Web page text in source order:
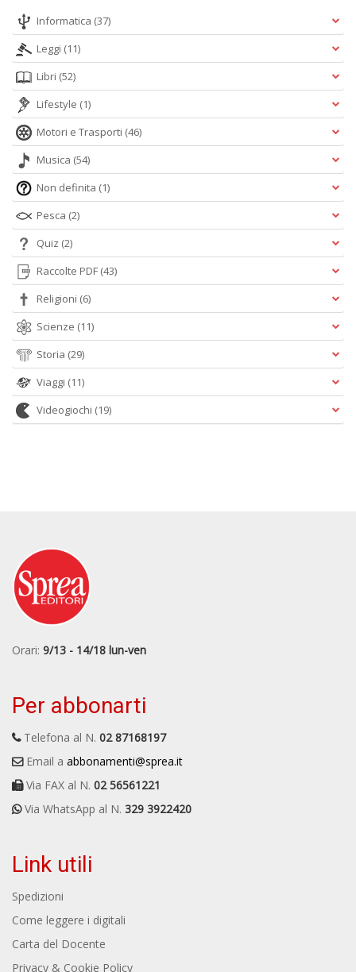
Informatica (37)
Leggi (11)
Libri (52)
Lifestyle (1)
Motori e Trasporti (46)
Musica (54)
Non definita (1)
Pesca (2)
Quiz (2)
Raccolte PDF (43)
Religioni (6)
Scienze (11)
Storia (29)
Viaggi (11)
Videogiochi (19)
Orari: 9/13 - 14/18 lun-ven
Per abbonarti
Telefona al N. 02 87168197
Email a abbonamenti@sprea.it
Via FAX al N. 02 56561221
Via WhatsApp al N. 329 3922420
Link utili
Spedizioni
Come leggere i digitali
Carta del Docente
Privacy & Cookie Policy